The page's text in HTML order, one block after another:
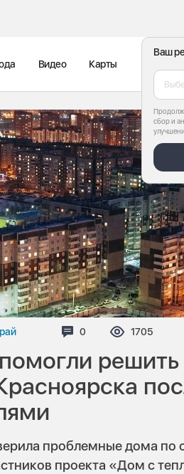
Ваш
сбор и
Видео Карты
Комментариев:
0 1705
проблемные дома
проекта «Дом с